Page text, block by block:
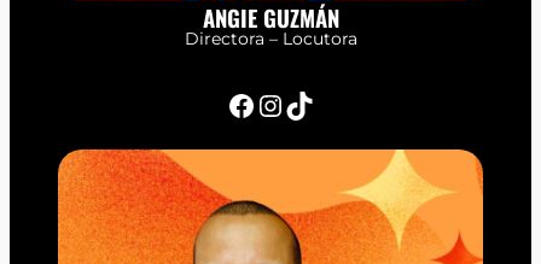
ANGIE GUZMÁN
Directora – Locutora
Facebook InstagramTikTok